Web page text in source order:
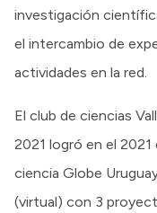
investigación
el intercambio de
actividades en la red.
El club de ciencias
2021 logró en el
ciencia Globe
(virtual) con 3